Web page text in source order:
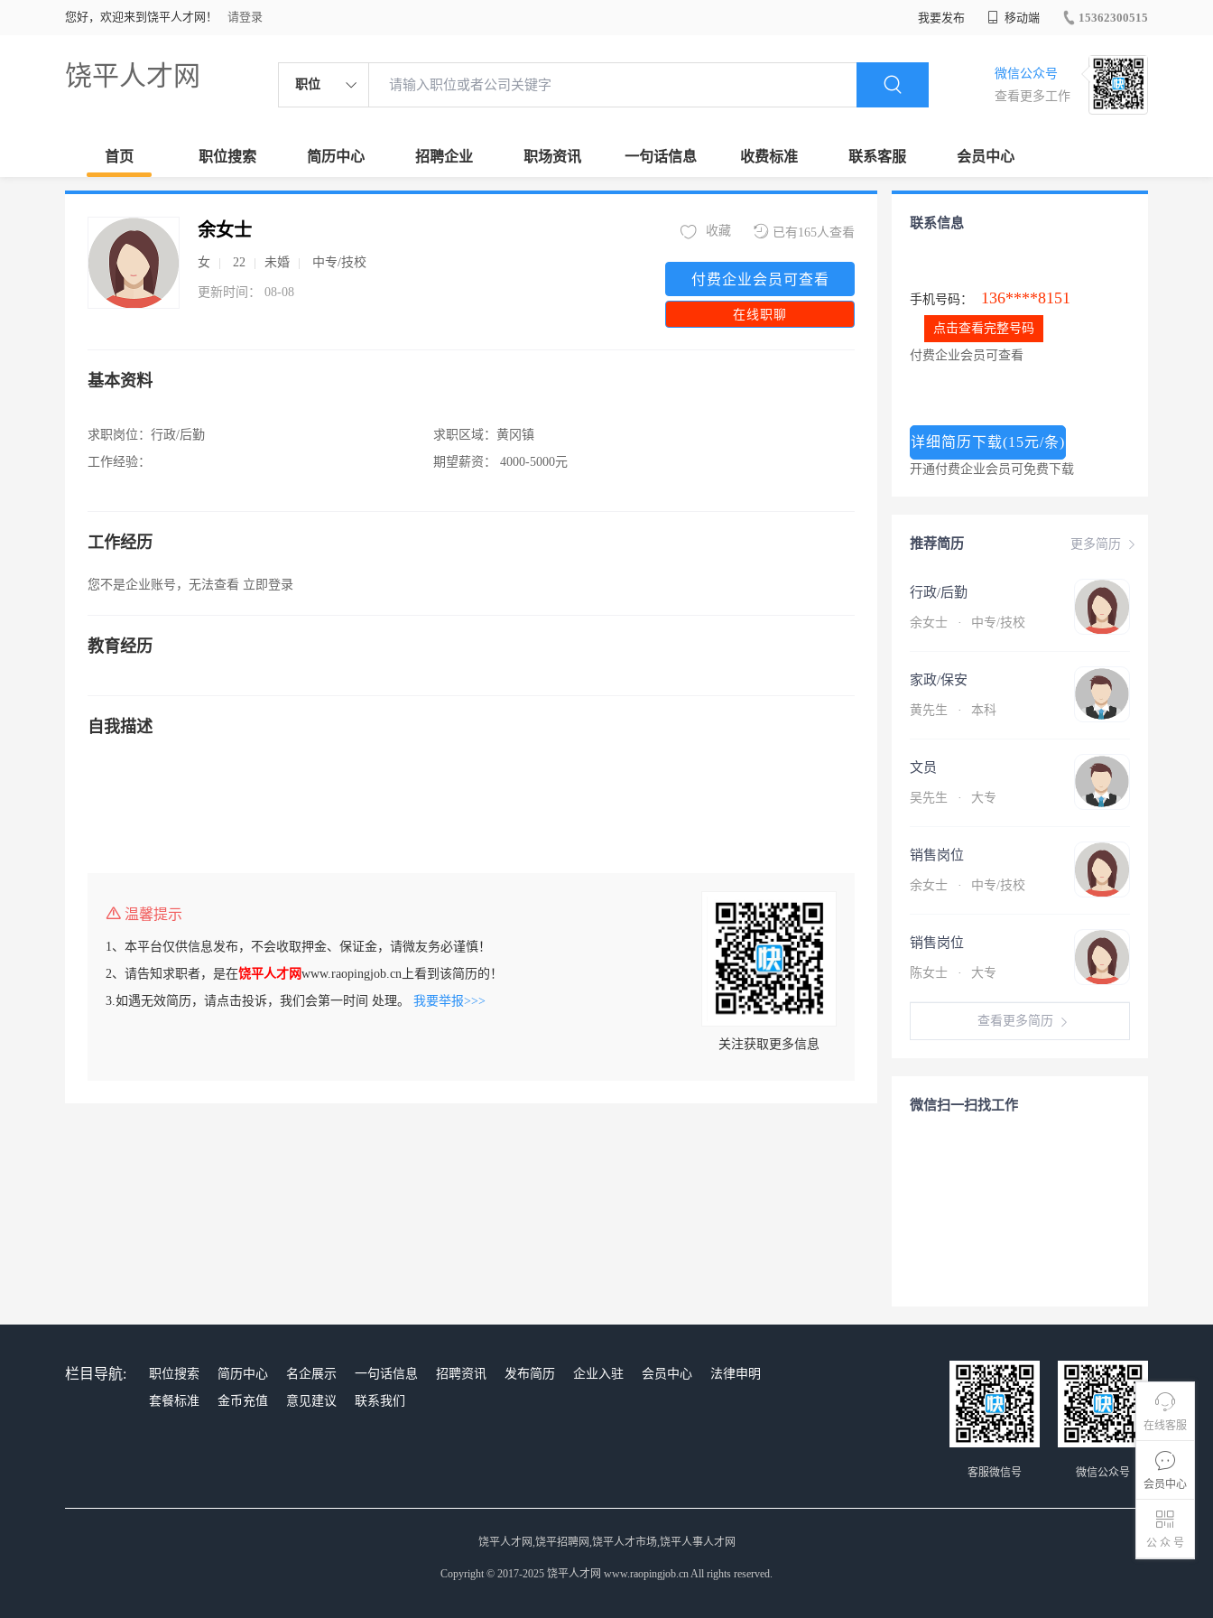
您好，欢迎来到饶平人才网！ 请登录 我要发布 移动端 15362300515
饶平人才网 职位
微信公众号
查看更多工作
首页 职位搜索 简历中心 招聘企业 职场资讯 一句话信息 收费标准 联系客服 会员中心
在线客服
会员中心
公 众 号
余女士
女 22 未婚 中专/技校
更新时间： 08-08
已有165人查看
收藏
付费企业会员可查看
在线职聊
基本资料
求职岗位： 行政/后勤
工作经验：
求职区域： 黄冈镇
期望薪资：
4000-5000元
工作经历
您不是企业账号，无法查看 立即登录
教育经历
自我描述
温馨提示
1、本平台仅供信息发布，不会收取押金、保证金，请微友务必谨慎！
2、请告知求职者，是在饶平人才网www.raopingjob.cn上看到该简历的！
3.如遇无效简历，请点击投诉，我们会第一时间 处理。 我要举报>>>
关注获取更多信息
联系信息
手机号码： 136****8151
点击查看完整号码
付费企业会员可查看
详细简历下载(15元/条)
开通付费企业会员可免费下载
更多简历
推荐简历
行政/后勤
余女士 · 中专/技校
家政/保安
黄先生 · 本科
文员
吴先生 · 大专
销售岗位
余女士 · 中专/技校
销售岗位
陈女士 · 大专
查看更多简历
微信扫一扫找工作
栏目导航: 职位搜索 简历中心 名企展示 一句话信息 招聘资讯 发布简历 企业入驻 会员中心
法律申明
套餐标准
金币充值 意见建议 联系我们
微信公众号
客服微信号
饶平人才网,饶平招聘网,饶平人才市场,饶平人事人才网
Copyright © 2017-2025 饶平人才网 www.raopingjob.cn All rights reserved.